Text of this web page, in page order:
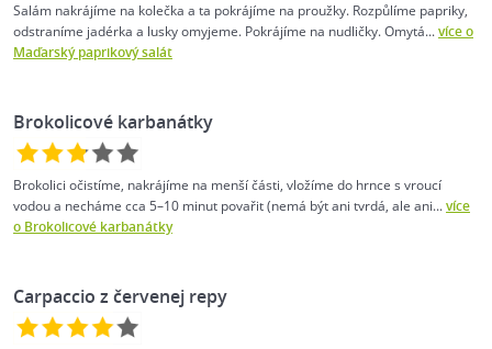
Salám nakrájíme na kolečka a ta pokrájíme na proužky. Rozpůlíme papriky,
odstraníme jadérka a lusky omyjeme. Pokrájíme na nudličky. Omytá...více o
Maďarský paprikový salát
Brokolicové karbanátky
Brokolici očistíme, nakrájíme na menší části, vložíme do hrnce s vroucí
vodou a necháme cca 5–10 minut povařit (nemá být ani tvrdá, ale ani...více
o Brokolicové karbanátky
Carpaccio z červenej repy